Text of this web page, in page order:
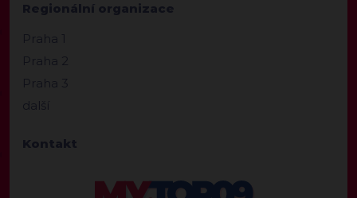
Regionální organizace
Praha 1
Praha 2
Praha 3
další
Kontakt